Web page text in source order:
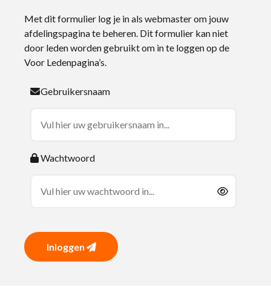
Met dit formulier log je in als webmaster om jouw
afdelingspagina te beheren. Dit formulier kan niet
door leden worden gebruikt om in te loggen op de
Voor Ledenpagina’s.
Gebruikersnaam
Wachtwoord
Inloggen